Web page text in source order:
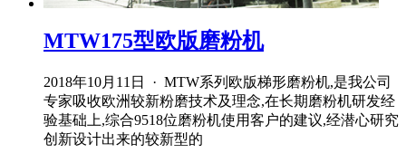
MTW175型欧版磨粉机
2018年10月11日 · MTW系列欧版梯形磨粉机,是我公司
专家吸收欧洲较新粉磨技术及理念,在长期磨粉机研发经
验基础上,综合9518位磨粉机使用客户的建议,经潜心研究
创新设计出来的较新型的